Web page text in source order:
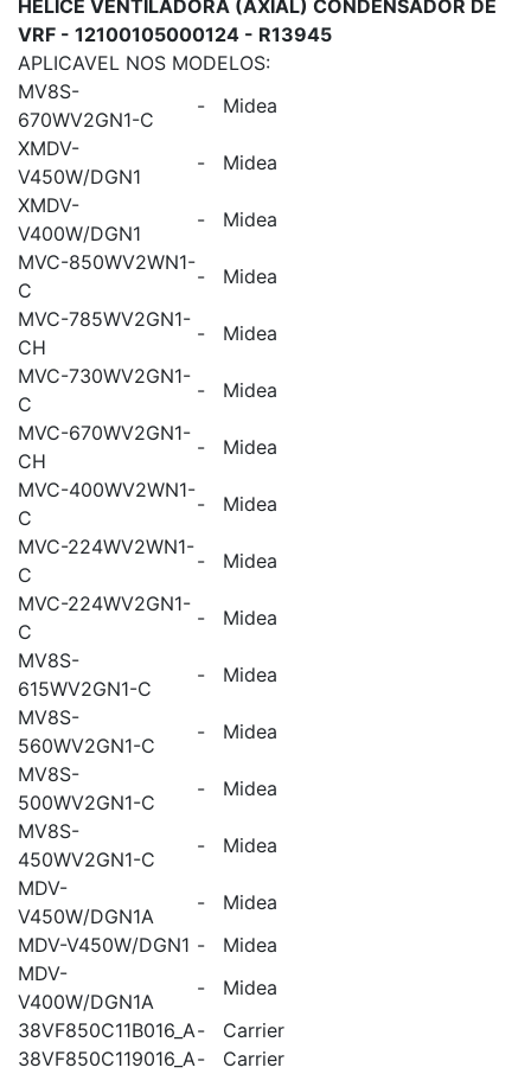
HELICE VENTILADORA (AXIAL) CONDENSADOR DE
VRF - 12100105000124 - R13945
APLICAVEL NOS MODELOS:
MV8S-
670WV2GN1-C
-
Midea
XMDV-
V450W/DGN1
-
Midea
XMDV-
V400W/DGN1
-
Midea
MVC-850WV2WN1-
C
-
Midea
MVC-785WV2GN1-
CH
-
Midea
MVC-730WV2GN1-
C
-
Midea
MVC-670WV2GN1-
CH
-
Midea
MVC-400WV2WN1-
C
-
Midea
MVC-224WV2WN1-
C
-
Midea
MVC-224WV2GN1-
C
-
Midea
MV8S-
615WV2GN1-C
-
Midea
MV8S-
560WV2GN1-C
-
Midea
MV8S-
500WV2GN1-C
-
Midea
MV8S-
450WV2GN1-C
-
Midea
MDV-
V450W/DGN1A
-
Midea
MDV-V450W/DGN1 -
Midea
MDV-
V400W/DGN1A
-
Midea
38VF850C11B016_A-
Carrier
38VF850C119016_A-
Carrier